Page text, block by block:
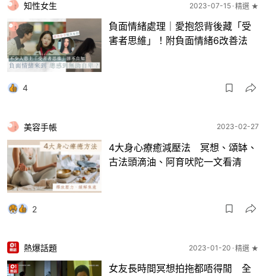
知性女生 2023-07-15 精選 ★
負面情緒處理｜愛抱怨背後藏「受
害者思維」！附負面情緒6改善法
4
美容手帳 2023-02-27
4大身心療癒減壓法 冥想、頌缽、
古法頭滴油、阿育吠陀一文看清
2
熱爆話題 2023-01-20 精選 ★
女友長時間冥想拍拖都唔得閒 全